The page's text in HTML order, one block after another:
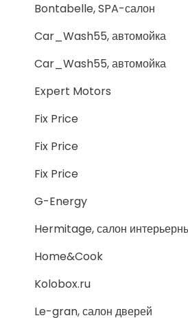
Bontabelle, SPA-салон
Car_Wash55, автомойка
Car_Wash55, автомойка
Expert Motors
Fix Price
Fix Price
Fix Price
G-Energy
Hermitage, салон
Home&Cook
Kolobox.ru
Le-gran, салон дверей